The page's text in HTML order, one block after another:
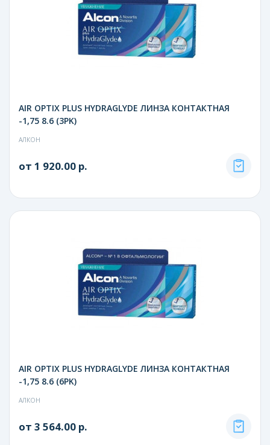
AIR OPTIX PLUS HYDRAGLYDE ЛИНЗА КОНТАКТНАЯ
-1,75 8.6 (3PK)
АЛКОН
от 1 920.00 р.
AIR OPTIX PLUS HYDRAGLYDE ЛИНЗА КОНТАКТНАЯ
-1,75 8.6 (6PK)
АЛКОН
от 3 564.00 р.